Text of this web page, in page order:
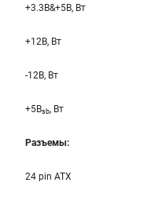
+3.3B&+5B, Вт
+12B, Вт
-12B, Вт
+5Bsb, Вт
Разъемы:
24 pin ATX